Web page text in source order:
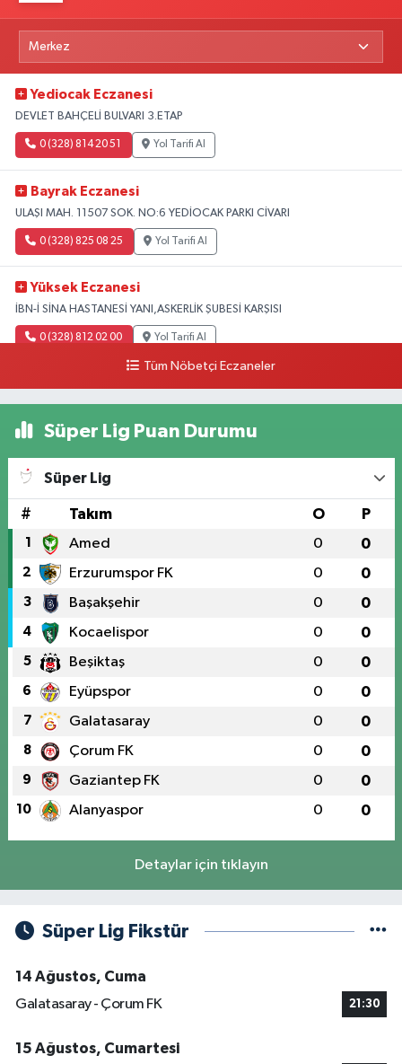
Yediocak Eczanesi
DEVLET BAHÇELİ BULVARI 3.ETAP
0 (328) 814 20 51 Yol Tarifi Al
Bayrak Eczanesi
ULAŞI MAH. 11507 SOK. NO:6 YEDİOCAK PARKI CİVARI
0 (328) 825 08 25 Yol Tarifi Al
Yüksek Eczanesi
İBN-İ SİNA HASTANESİ YANI,ASKERLİK ŞUBESİ KARŞISI
0 (328) 812 02 00 Yol Tarifi Al
Tüm Nöbetçi Eczaneler
Süper Lig Puan Durumu
Süper Lig
# Takım O P
1 Amed 0 0
2 Erzurumspor FK 0 0
3 Başakşehir 0 0
4 Kocaelispor 0 0
5 Beşiktaş 0 0
6 Eyüpspor 0 0
7 Galatasaray 0 0
8 Çorum FK 0 0
9 Gaziantep FK 0 0
10 Alanyaspor 0 0
Detaylar için tıklayın
Süper Lig Fikstür
14 Ağustos, Cuma
Galatasaray - Çorum FK
21:30
15 Ağustos, Cumartesi